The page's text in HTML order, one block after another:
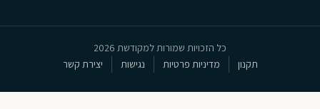
כל הזכויות שמורות למקודשת 2026
תקנון
מדיניות פרטיות נגישות יצירת קשר